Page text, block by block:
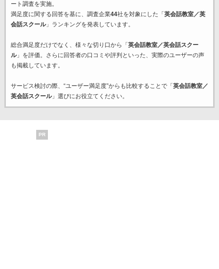
ート調査を実施。
満足度に関する回答を基に、調査企業44社を対象にした「 英会話教室／英
会話スクール」ランキングを発表しています。
総合満足度だけでなく、様々な切り口から「 英会話教室／英会話スクー
ル」を評価。さらに回答者の口コミや評判といった、実際のユーザーの声
も掲載しています。
サービス検討の際、“ユーザー満足度”からも比較することで「 英会話教室／
英会話スクール」選びにお役立てください。
PR